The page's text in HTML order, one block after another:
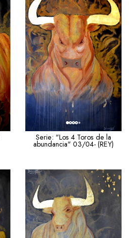
Serie: "Los 4 Toros de la
abundancia" 03/04- (REY)